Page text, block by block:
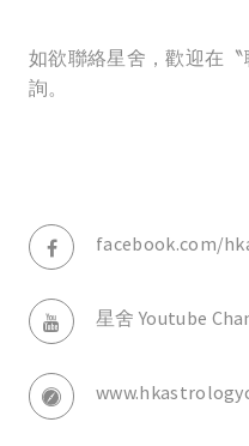
如欲聯絡星舍，歡迎在
詢。
facebook.com/
星舍 Youtube